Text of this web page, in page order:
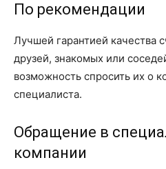
По рекомендации
Лучшей гарантией качества
друзей, знакомых или
возможность спросить их о
специалиста.
Обращение в
компании